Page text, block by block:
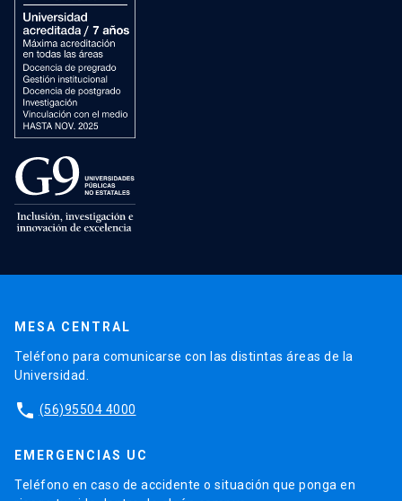
MESA CENTRAL
Teléfono para comunicarse con las distintas áreas de la
Universidad.
phone (56)95504 4000
EMERGENCIAS UC
Teléfono en caso de accidente o situación que ponga en